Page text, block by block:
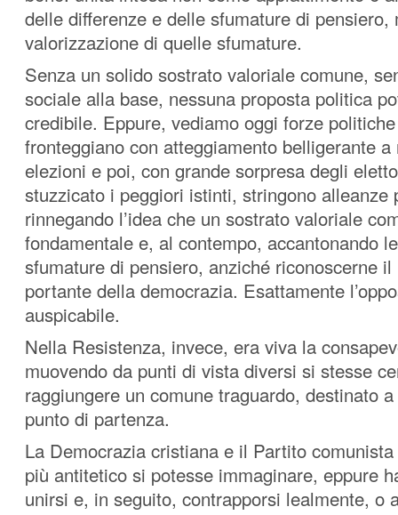
delle differenze e delle sfumature di pensiero,
valorizzazione di quelle sfumature.
Senza un solido sostrato valoriale comune,
sociale alla base, nessuna proposta politica
credibile. Eppure, vediamo oggi forze
fronteggiano con atteggiamento belligerante
elezioni e poi, con grande sorpresa degli
stuzzicato i peggiori istinti, stringono alleanze
rinnegando l’idea che un sostrato valoriale
fondamentale e, al contempo, accantonando
sfumature di pensiero, anziché riconoscerne
portante della democrazia. Esattamente
auspicabile.
Nella Resistenza, invece, era viva la
muovendo da punti di vista diversi si stesse
raggiungere un comune traguardo, destinato
punto di partenza.
La Democrazia cristiana e il Partito
più antitetico si potesse immaginare, eppure
unirsi e, in seguito, contrapporsi lealmente, o